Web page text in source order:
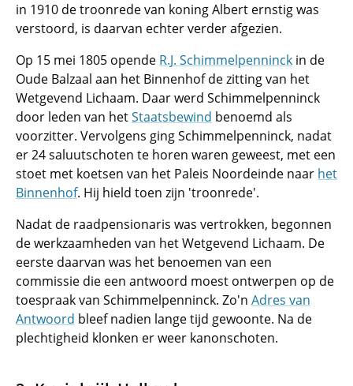
in 1910 de troonrede van koning Albert ernstig was
verstoord, is daarvan echter verder afgezien.
Op 15 mei 1805 opende R.J. Schimmelpenninck in de
Oude Balzaal aan het Binnenhof de zitting van het
Wetgevend Lichaam. Daar werd Schimmelpenninck
door leden van hetStaatsbewind benoemd als
voorzitter. Vervolgens ging Schimmelpenninck, nadat
er 24 saluutschoten te horen waren geweest, met een
stoet met koetsen van het Paleis Noordeinde naar het
Binnenhof. Hij hield toen zijn 'troonrede'.
Nadat de raadpensionaris was vertrokken, begonnen
de werkzaamheden van het Wetgevend Lichaam. De
eerste daarvan was het benoemen van een
commissie die een antwoord moest ontwerpen op de
toespraak van Schimmelpenninck. Zo'n Adres van
Antwoord bleef nadien lange tijd gewoonte. Na de
plechtigheid klonken er weer kanonschoten.